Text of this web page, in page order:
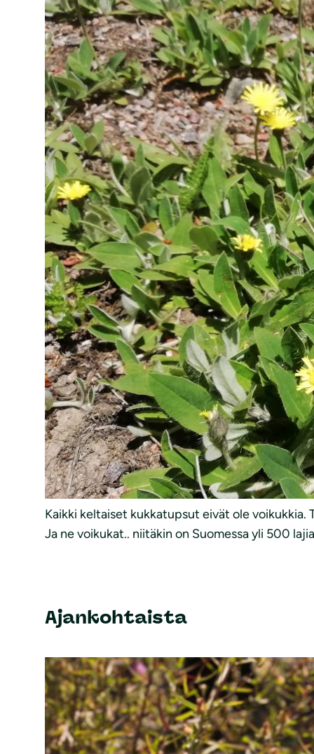
Kaikki keltaiset kukkatupsut eivät ole voikukkia.
Ja ne voikukat.. niitäkin on Suomessa yli 500
Ajankohtaista